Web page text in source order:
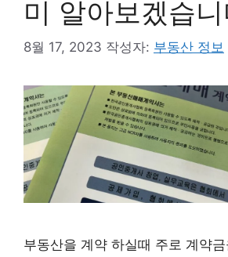
미 알아보겠습
8월 17, 2023 작성자: 부동산 정보
부동산을 계약 하실때 주로 계약